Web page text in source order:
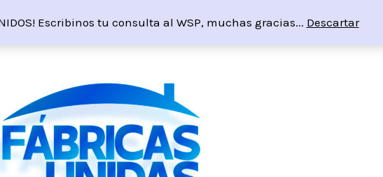
Escribinos tu consulta al WSP, muchas gracias... Descartar